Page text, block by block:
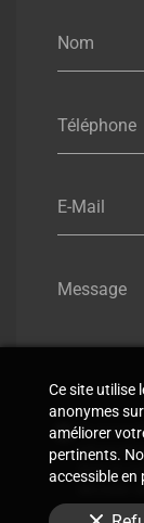
Nom
Téléphone
E-Mail
Message
En
dans le
découler
Ce site utilise
anonymes
améliorer
pertinents.
accessible en